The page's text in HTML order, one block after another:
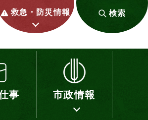
救急・防災情報 検索
事 市政情報